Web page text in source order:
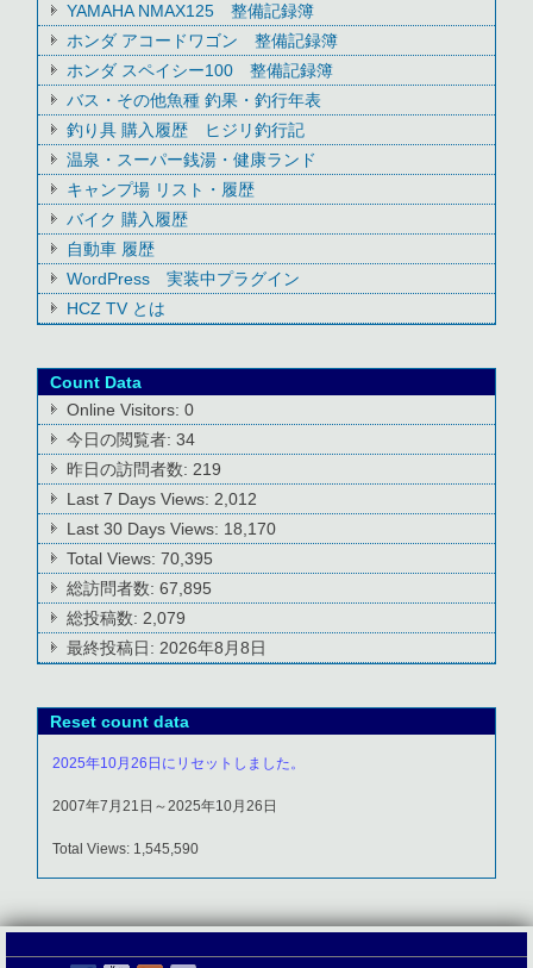
YAMAHA NMAX125 整備記録簿
ホンダ アコードワゴン 整備記録簿
ホンダ スペイシー100 整備記録簿
バス・その他魚種 釣果・釣行年表
釣り具 購入履歴 ヒジリ釣行記
温泉・スーパー銭湯・健康ランド
キャンプ場 リスト・履歴
バイク 購入履歴
自動車 履歴
WordPress 実装中プラグイン
HCZ TV とは
Count Data
Online Visitors:0
今日の閲覧者:34
昨日の訪問者数: 219
Last 7 Days Views: 2,012
Last 30 Days Views: 18,170
Total Views:70,395
総訪問者数:67,895
総投稿数: 2,079
最終投稿日: 2026年8月8日
Reset count data
2025年10月26日にリセットしました。
2007年7月21日～2025年10月26日
Total Views: 1,545,590